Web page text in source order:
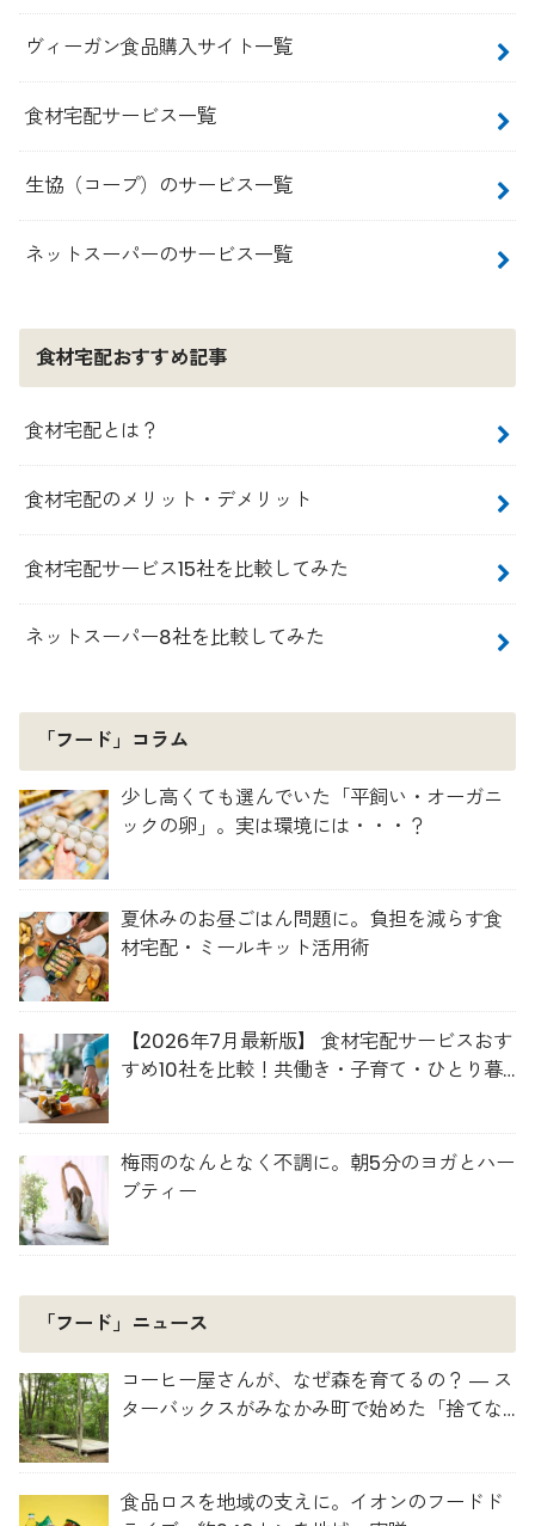
ヴィーガン食品購入サイト一覧
食材宅配サービス一覧
生協（コープ）のサービス一覧
ネットスーパーのサービス一覧
食材宅配おすすめ記事
食材宅配とは？
食材宅配のメリット・デメリット
食材宅配サービス15社を比較してみた
ネットスーパー8社を比較してみた
「フード」コラム
少し高くても選んでいた「平飼い・オーガニ
ックの卵」。実は環境には・・・？
夏休みのお昼ごはん問題に。負担を減らす食
材宅配・ミールキット活用術
【2026年7月最新版】 食材宅配サービスおす
すめ10社を比較！共働き・子育て・ひとり暮
梅雨のなんとなく不調に。朝5分のヨガとハー
ブティー
「フード」ニュース
コーヒー屋さんが、なぜ森を育てるの？ ― ス
ターバックスがみなかみ町で始めた「捨てな
食品ロスを地域の支えに。イオンのフードド